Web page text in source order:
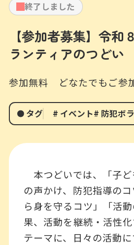
終了しました
【参加者募集】令和
ランティアのつどい
参加無料 どなたでもご参
タグ # イベント# 防犯ボ
本つどいでは、「子
の声かけ、防犯指導の
ら身を守るコツ」「活
果、活動を継続・活性
テーマに、日々の活動